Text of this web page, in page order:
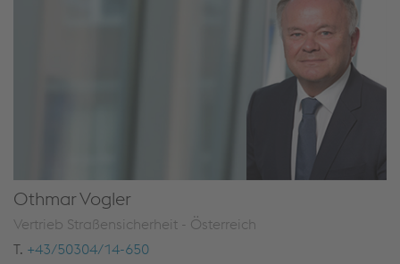
Othmar Vogler
Vertrieb Straßensicherheit - Österreich
T. +43/50304/14-650